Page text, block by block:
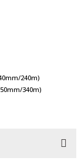
240m)
340m)